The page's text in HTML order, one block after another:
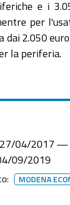
e i
per
dai 2.050
la periferia.
27/04/2017 —
09/2019
MODENA